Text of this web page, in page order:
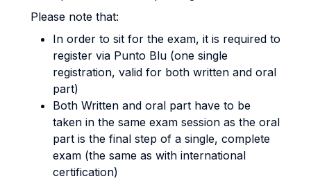
Please note that:
In order to sit for the exam, it is required to
register via Punto Blu (one single
registration, valid for both written and oral
part)
Both Written and oral part have to be
taken in the same exam session as the oral
part is the final step of a single, complete
exam (the same as with international
certification)